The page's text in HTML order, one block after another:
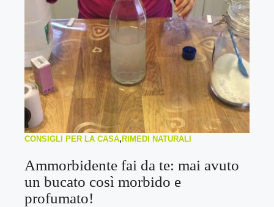
CONSIGLI PER LA CASA, RIMEDI NATURALI
Ammorbidente fai da te: mai avuto
un bucato così morbido e
profumato!